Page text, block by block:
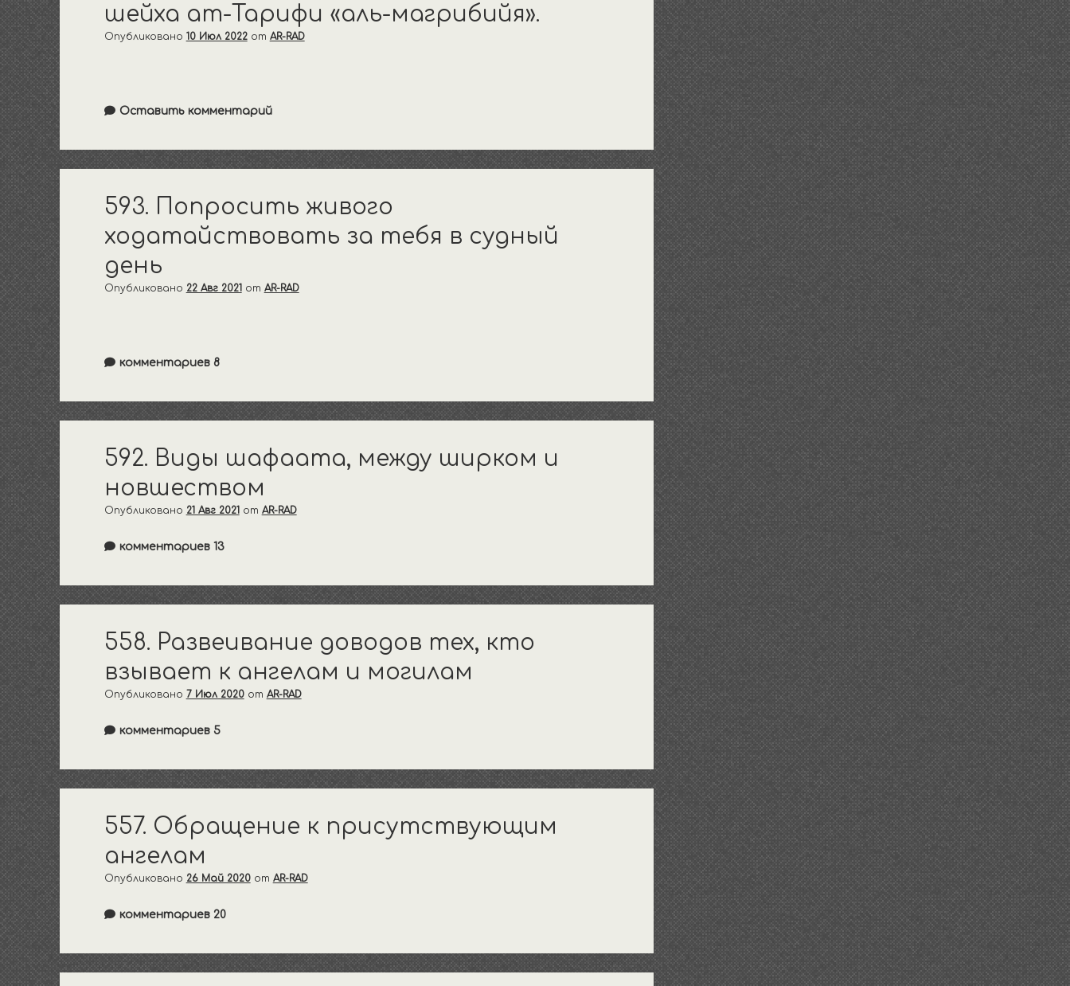
шейха ат-Тарифи «аль-магрибийя».
Опубликовано 10 Июл 2022от AR-RAD
Оставить комментарий
593. Попросить живого
ходатайствовать за тебя в судный
день
Опубликовано 22 Авг 2021 от AR-RAD
комментариев 8
592. Виды шафаата, между ширком и
новшеством
Опубликовано 21 Авг 2021 от AR-RAD
комментариев 13
558. Развеивание доводов тех, кто
взывает к ангелам и могилам
Опубликовано 7 Июл 2020от AR-RAD
комментариев 5
557. Обращение к присутствующим
ангелам
Опубликовано 26 Май 2020от AR-RAD
комментариев 20